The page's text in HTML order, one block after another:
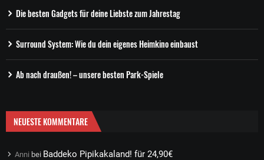
Die besten Gadgets für deine Liebste zum Jahrestag
Surround System: Wie du dein eigenes Heimkino einbaust
Ab nach draußen! – unsere besten Park-Spiele
NEUESTE KOMMENTARE
Anni bei Baddeko Pipikakaland! für 24,90€